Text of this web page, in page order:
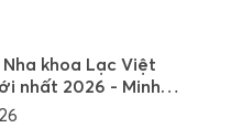
khoa Lạc Việt
nhất 2026 - Minh
khai